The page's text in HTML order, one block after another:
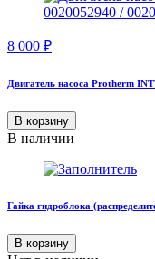
8 000 ₽
Двигатель насоса Protherm
В корзину
В наличии
Гайка гидроблока
В корзину